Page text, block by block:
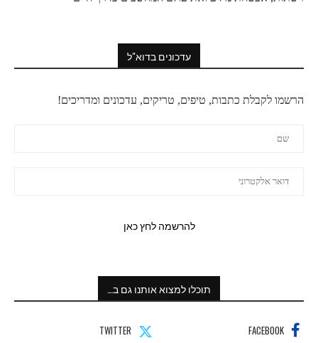
עדכונים בדוא"ל
הרשמו לקבלת כתבות, טיפים, טריקים, עדכונים ומדריכים!
תוכלו למצוא אותנו גם ב…
FACEBOOK
TWITTER